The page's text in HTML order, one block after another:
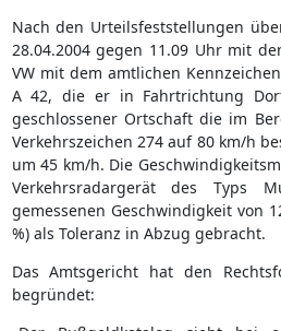
Nach den Urteilsfeststellungen
28.04.2004 gegen 11.09 Uhr mit
VW mit dem amtlichen Kennzeichen
A 42, die er in Fahrtrichtung
geschlossener Ortschaft die im
Verkehrszeichen 274 auf 80 km/h
um 45 km/h. Die
Verkehrsradargerät des Typs
gemessenen Geschwindigkeit von
%) als Toleranz in Abzug gebracht.
Das Amtsgericht hat den
begründet: